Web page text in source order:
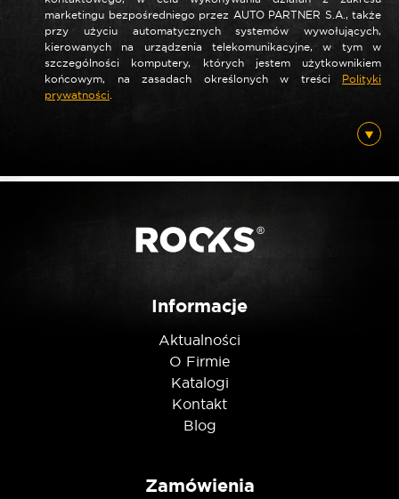
Nazwa*
Posiadam ten produkt
marketingu bezpośredniego przez AUTO PARTNER S.A., także
przy użyciu automatycznych systemów wywołujących,
kierowanych na urządzenia telekomunikacyjne, w tym w
szczególności komputery, których jestem użytkownikiem
końcowym, na zasadach określonych w treści Polityki
prywatności.
Informacje
Aktualności
O Firmie
Katalogi
Kontakt
Blog
Zamówienia